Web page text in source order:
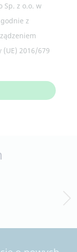
Sp. z o.o. w
z
2016/679